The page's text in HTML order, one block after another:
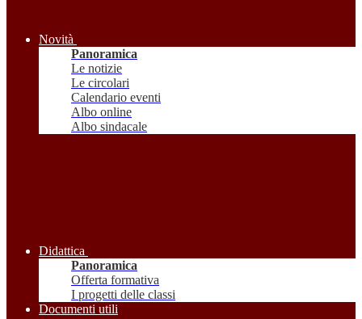
Novità
Panoramica
Le notizie
Le circolari
Calendario eventi
Albo online
Albo sindacale
Didattica
Panoramica
Offerta formativa
I progetti delle classi
Documenti utili